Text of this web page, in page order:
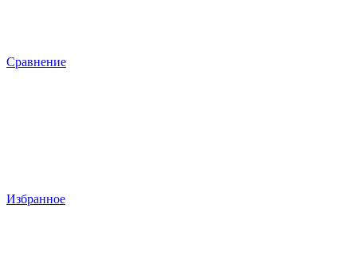
Сравнение
Избранное